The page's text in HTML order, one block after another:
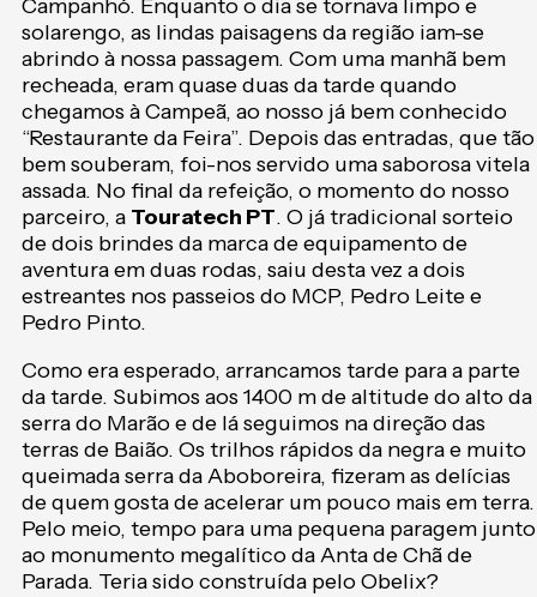
Campanhó. Enquanto o dia se tornava limpo e
solarengo, as lindas paisagens da região iam-se
abrindo à nossa passagem. Com uma manhã bem
recheada, eram quase duas da tarde quando
chegamos à Campeã, ao nosso já bem conhecido
“Restaurante da Feira”. Depois das entradas, que tão
bem souberam, foi-nos servido uma saborosa vitela
assada. No final da refeição, o momento do nosso
parceiro, a Touratech PT. O já tradicional sorteio
de dois brindes da marca de equipamento de
aventura em duas rodas, saiu desta vez a dois
estreantes nos passeios do MCP, Pedro Leite e
Pedro Pinto.
Como era esperado, arrancamos tarde para a parte
da tarde. Subimos aos 1400 m de altitude do alto da
serra do Marão e de lá seguimos na direção das
terras de Baião. Os trilhos rápidos da negra e muito
queimada serra da Aboboreira, fizeram as delícias
de quem gosta de acelerar um pouco mais em terra.
Pelo meio, tempo para uma pequena paragem junto
ao monumento megalítico da Anta de Chã de
Parada. Teria sido construída pelo Obelix?